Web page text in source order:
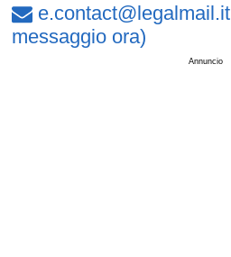
e.contact@legalmail.it
messaggio ora)
Annuncio